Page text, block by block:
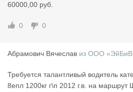
60000,00 руб.
0 0
Абрамович Вячеслав из ООО
Требуется талантливый водитель
8епл 1200кг г\п 2012 г.в. на